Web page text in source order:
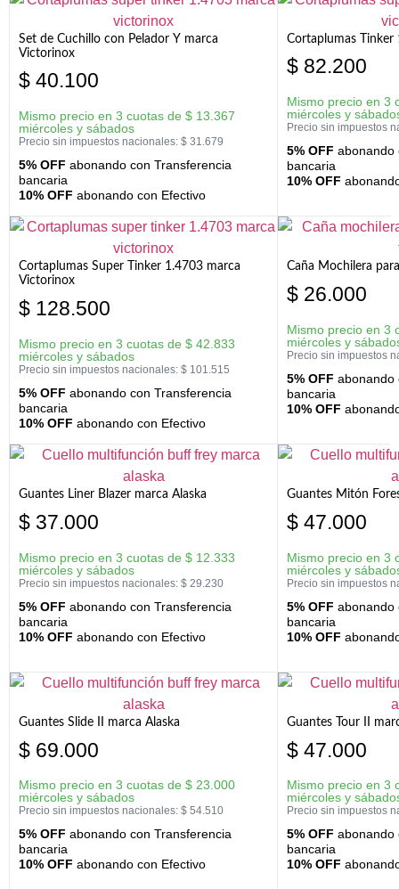
Set de Cuchillo con Pelador Y marca
Victorinox
$ 40.100
Mismo precio en 3 cuotas de $ 13.367
miércoles y sábados
Precio sin impuestos nacionales: $ 31.679
5% OFF abonando con Transferencia
bancaria
10% OFF abonando con Efectivo
Cortaplumas
$ 82.200
Mismo precio en 3
miércoles y
Precio sin impuestos
5% OFF abonando
bancaria
10% OFF
Cortaplumas Super Tinker 1.4703 marca
Victorinox
$ 128.500
Mismo precio en 3 cuotas de $ 42.833
miércoles y sábados
Precio sin impuestos nacionales: $ 101.515
5% OFF abonando con Transferencia
bancaria
10% OFF abonando con Efectivo
Caña Mochilera
$ 26.000
Mismo precio en 3
miércoles y
Precio sin impuestos
5% OFF abonando
bancaria
10% OFF
Guantes Liner Blazer marca Alaska
$ 37.000
Mismo precio en 3 cuotas de $ 12.333
miércoles y sábados
Precio sin impuestos nacionales: $ 29.230
5% OFF abonando con Transferencia
bancaria
10% OFF abonando con Efectivo
Guantes Mitón
$ 47.000
Mismo precio en 3
miércoles y
Precio sin impuestos
5% OFF abonando
bancaria
10% OFF
Guantes Slide II marca Alaska
$ 69.000
Mismo precio en 3 cuotas de $ 23.000
miércoles y sábados
Precio sin impuestos nacionales: $ 54.510
5% OFF abonando con Transferencia
bancaria
10% OFF abonando con Efectivo
Guantes Tour II
$ 47.000
Mismo precio en 3
miércoles y
Precio sin impuestos
5% OFF abonando
bancaria
10% OFF